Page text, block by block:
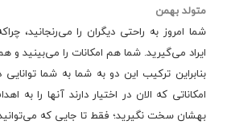
متولد بهمن
شما امروز به راحتی دیگران را می‌رنجانید،
ایراد می‌گیرید. شما هم امكانات را می‌بینید و
بنابراین تركیب این دو به شما به شما
امكاناتی كه الان در اختیار دارند آنها را به
بهشان سخت نگیرید؛ فقط تا جایی كه